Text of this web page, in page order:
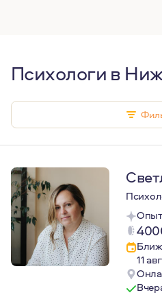
Психологи в
11